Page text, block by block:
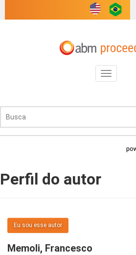
Toggle
navigation
Perfil do autor
Eu sou esse autor
Memoli, Francesco